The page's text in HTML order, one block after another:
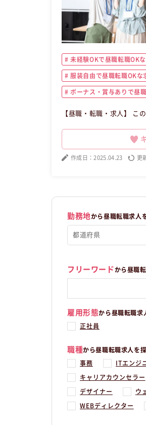
未経験OKで昼職転職OKな
服装自由で昼職転職OKな
ボーナス・賞与ありで昼
【昼職・転職・求人】 こ
作成日：2025.04.23 更
勤務地から昼職転職求人
フリーワードから昼職
雇用形態から昼職転職求
正社員
職種から昼職転職求人を
事務 ITエンジ
キャリアカウンセラー
デザイナー ウ
WEBディレクター